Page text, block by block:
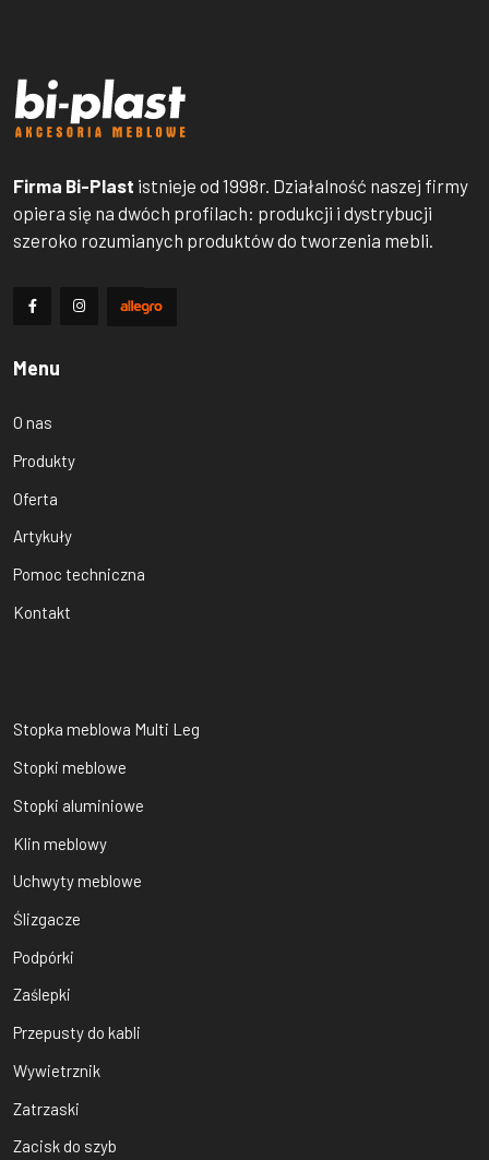
Firma Bi-Plast istnieje od 1998r. Działalność naszej firmy
opiera się na dwóch profilach: produkcji i dystrybucji
szeroko rozumianych produktów do tworzenia mebli.
Menu
O nas
Produkty
Oferta
Artykuły
Pomoc techniczna
Kontakt
Stopka meblowa Multi Leg
Stopki meblowe
Stopki aluminiowe
Klin meblowy
Uchwyty meblowe
Ślizgacze
Podpórki
Zaślepki
Przepusty do kabli
Wywietrznik
Zatrzaski
Zacisk do szyb